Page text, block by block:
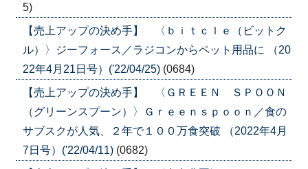
5)
【売上アップの決め手】 〈ｂｉｔｃｌｅ（ビットク
ル）〉ジーフォース／ラジコンからペット用品に （20
22年4月21日号）('22/04/25) (0684)
【売上アップの決め手】 〈ＧＲＥＥＮ ＳＰＯＯＮ
（グリーンスプーン）〉Ｇｒｅｅｎｓｐｏｏｎ／食の
サブスクが人気、２年で１００万食突破 （2022年4月
7日号）('22/04/11) (0682)